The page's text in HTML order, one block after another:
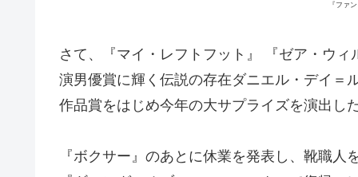
『ファ
さて、『マイ・レフトフット』 『ゼア・ウ
演男優賞に輝く伝説の存在ダニエル・デイ＝
作品賞をはじめ今年の大サプライズを演出し
『ボクサー』のあとに休業を発表し、靴職